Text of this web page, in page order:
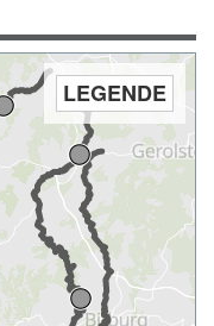
LEGENDE